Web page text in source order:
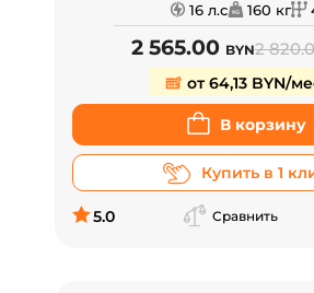
16 л.с 160 кг
2 565.00 BYN2
от 64,13 BYN/
В корзину
Купить в 1
5.0 Сравнить